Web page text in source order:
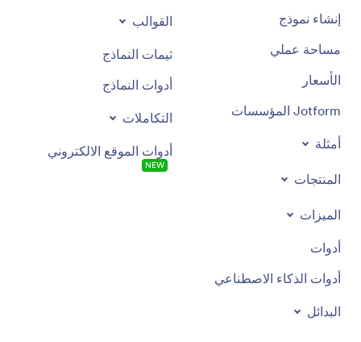
إنشاء نموذج
مساحة عملي
الأسعار
Jotform المؤسسات
أمثلة
المنتجات
الميزات
أدوات
أدوات الذكاء الاصطناعي
البدائل
القوالب
ثيمات النماذج
أدوات النماذج
التكاملات
أدوات الموقع الالكتروني
NEW